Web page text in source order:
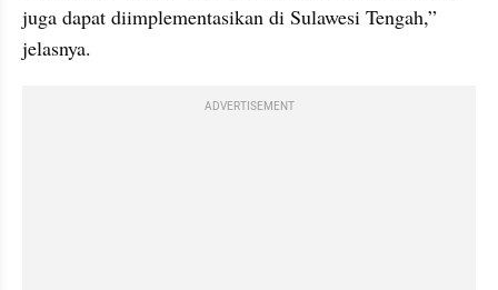
juga dapat diimplementasikan di Sulawesi Tengah,”
jelasnya.
ADVERTISEMENT